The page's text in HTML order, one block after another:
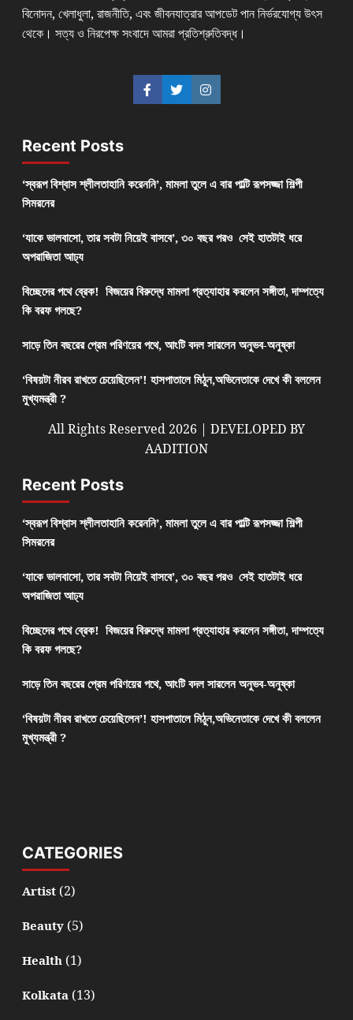
বিনোদন, খেলাধুলা, রাজনীতি, এবং জীবনযাত্রার আপডেট পান নির্ভরযোগ্য উৎস
থেকে। সত্য ও নিরপেক্ষ সংবাদে আমরা প্রতিশ্রুতিবদ্ধ।
Recent Posts
‘স্বরূপ বিশ্বাস শ্লীলতাহানি করেননি’, মামলা তুলে এ বার পাল্টি রূপসজ্জা শিল্পী
সিমরনের
‘যাকে ভালবাসো, তার সবটা নিয়েই বাসবে’, ৩০ বছর পরও সেই হাতটাই ধরে
অপরাজিতা আঢ্য
বিচ্ছেদের পথে ব্রেক! বিজয়ের বিরুদ্ধে মামলা প্রত্যাহার করলেন সঙ্গীতা, দাম্পত্যে
কি বরফ গলছে?
সাড়ে তিন বছরের প্রেম পরিণয়ের পথে, আংটি বদল সারলেন অনুভব-অনুষ্কা
‘বিষয়টা নীরব রাখতে চেয়েছিলেন’! হাসপাতালে মিঠুন,অভিনেতাকে দেখে কী বললেন
মুখ্যমন্ত্রী ?
All Rights Reserved 2026 | DEVELOPED BY
AADITION
Recent Posts
‘স্বরূপ বিশ্বাস শ্লীলতাহানি করেননি’, মামলা তুলে এ বার পাল্টি রূপসজ্জা শিল্পী
সিমরনের
‘যাকে ভালবাসো, তার সবটা নিয়েই বাসবে’, ৩০ বছর পরও সেই হাতটাই ধরে
অপরাজিতা আঢ্য
বিচ্ছেদের পথে ব্রেক! বিজয়ের বিরুদ্ধে মামলা প্রত্যাহার করলেন সঙ্গীতা, দাম্পত্যে
কি বরফ গলছে?
সাড়ে তিন বছরের প্রেম পরিণয়ের পথে, আংটি বদল সারলেন অনুভব-অনুষ্কা
‘বিষয়টা নীরব রাখতে চেয়েছিলেন’! হাসপাতালে মিঠুন,অভিনেতাকে দেখে কী বললেন
মুখ্যমন্ত্রী ?
CATEGORIES
Artist(2)
Beauty(5)
Health(1)
Kolkata(13)